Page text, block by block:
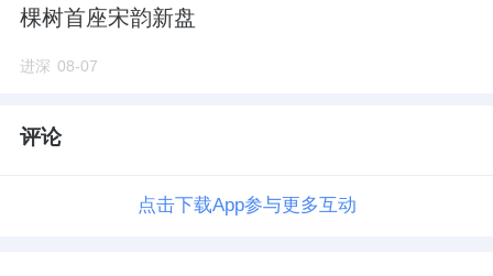
需要增设专门的消防电梯、防烟前室、安全出
口加倍等，建筑内部的防火、疏散设计也更加
会占用更多公摊面积，影响得房率。
棵树首座宋韵新盘
进深 08-07
评论
点击下载App参与更多互动